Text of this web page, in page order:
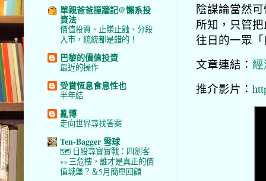
陰謀論當然
所知，只管
往日的一眾
文章連結：
推介影片：
單親爸爸撞牆記@懶系投
資法
價值投資、止賺止蝕、分段
入市，統統都是錯的！
巴黎的價值投資
最近的操作
受賞恆息食息性也
半年結
亂博
走向世界尋找答案
Ten-Bagger 雪球
🗺️ 日股尋寶實戰：四劍客
vs 三危樓，誰才是真正的價
值城堡？＆5月簡單回顧